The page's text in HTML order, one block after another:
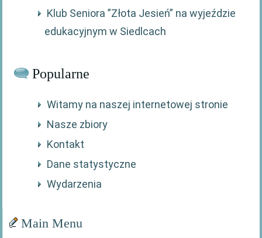
Klub Seniora ”Złota Jesień” na wyjeździe
edukacyjnym w Siedlcach
Popularne
Witamy na naszej internetowej stronie
Nasze zbiory
Kontakt
Dane statystyczne
Wydarzenia
Main Menu